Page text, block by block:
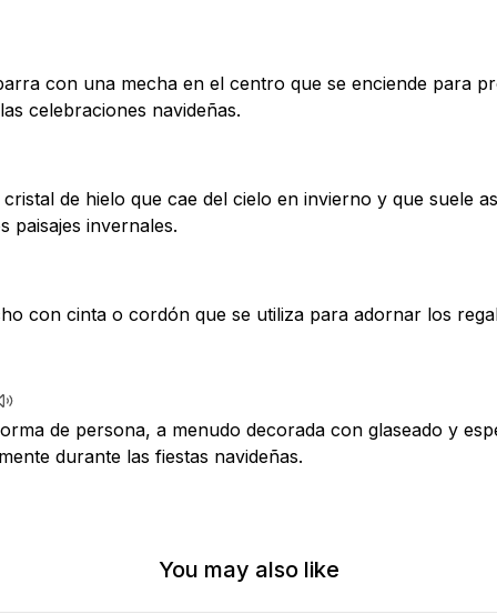
con una mecha en el centro que se enciende para
celebraciones navideñas.
de hielo que cae del cielo en invierno y que suele
paisajes invernales.
con cinta o cordón que se utiliza para adornar los
de persona, a menudo decorada con glaseado y
durante las fiestas navideñas.
You may also like